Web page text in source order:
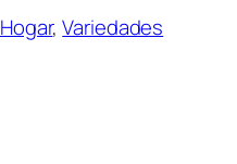
Hogar, Variedades